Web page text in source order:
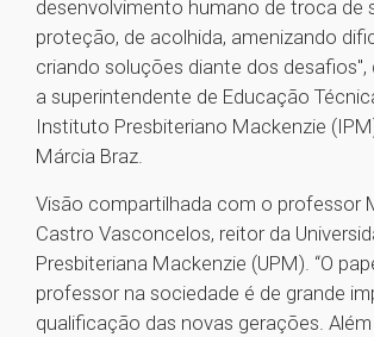
desenvolvimento humano de troca de
proteção, de acolhida, amenizando
criando soluções diante dos desafios",
a superintendente de Educação
Instituto Presbiteriano Mackenzie
Márcia Braz.
Visão compartilhada com o professor
Castro Vasconcelos, reitor da
Presbiteriana Mackenzie (UPM). “O
professor na sociedade é de grande
qualificação das novas gerações.